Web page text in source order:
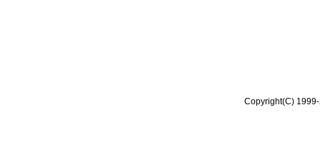
Copyright(C)